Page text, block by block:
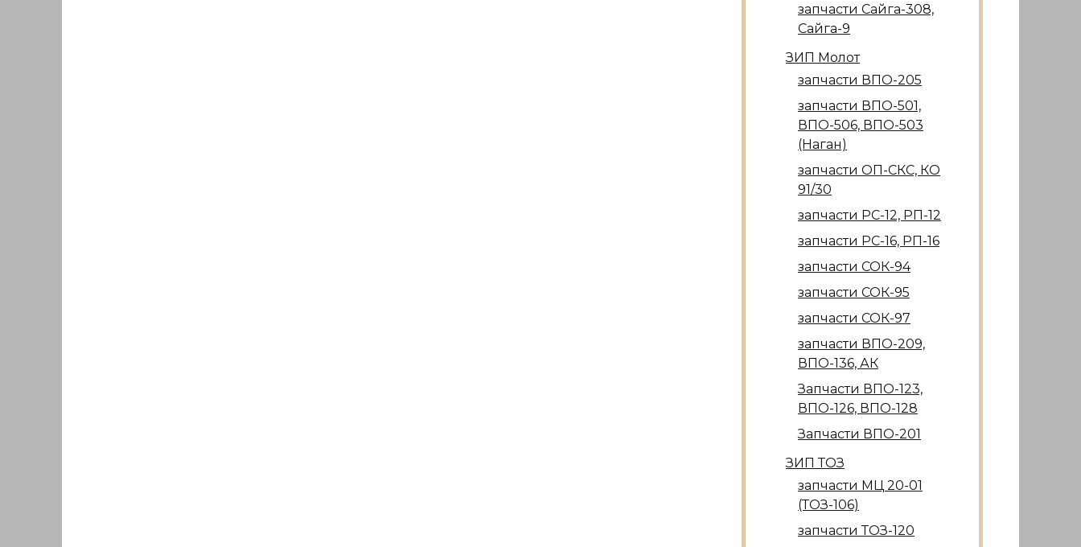
запчасти Сайга-308,
Сайга-9
ЗИП Молот
запчасти ВПО-205
запчасти ВПО-501,
ВПО-506, ВПО-503
(Наган)
запчасти ОП-СКС, КО
91/30
запчасти РС-12, РП-12
запчасти РС-16, РП-16
запчасти СОК-94
запчасти СОК-95
запчасти СОК-97
запчасти ВПО-209,
ВПО-136, АК
Запчасти ВПО-123,
ВПО-126, ВПО-128
Запчасти ВПО-201
ЗИП ТОЗ
запчасти МЦ 20-01
(ТОЗ-106)
запчасти ТОЗ-120